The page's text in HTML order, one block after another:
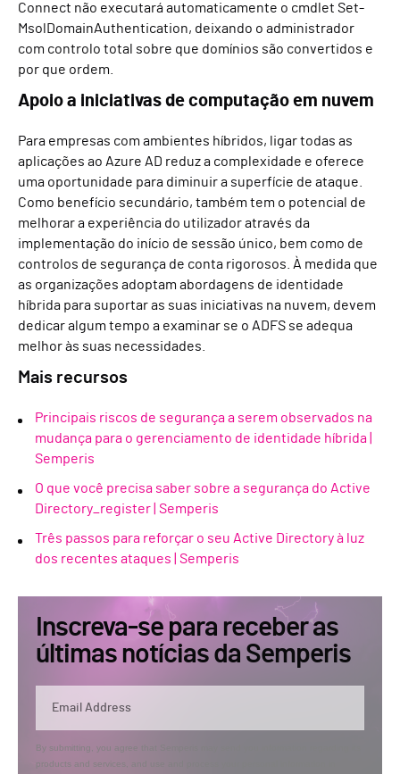
Connect não executará automaticamente o cmdlet Set-
MsolDomainAuthentication, deixando o administrador
com controlo total sobre que domínios são convertidos e
por que ordem.
Apoio a iniciativas de computação em nuvem
Para empresas com ambientes híbridos, ligar todas as
aplicações ao Azure AD reduz a complexidade e oferece
uma oportunidade para diminuir a superfície de ataque.
Como benefício secundário, também tem o potencial de
melhorar a experiência do utilizador através da
implementação do início de sessão único, bem como de
controlos de segurança de conta rigorosos. À medida que
as organizações adoptam abordagens de identidade
híbrida para suportar as suas iniciativas na nuvem, devem
dedicar algum tempo a examinar se o ADFS se adequa
melhor às suas necessidades.
Mais recursos
Principais riscos de segurança a serem observados na
mudança para o gerenciamento de identidade híbrida |
Semperis
O que você precisa saber sobre a segurança do Active
Directory_register | Semperis
Três passos para reforçar o seu Active Directory à luz
dos recentes ataques | Semperis
Inscreva-se para receber as
últimas notícias da Semperis
By submitting, you agree that Semperis may send you information regarding its
products and services, and use and process your personal information in